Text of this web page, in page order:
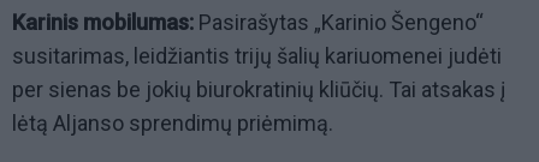
Karinis mobilumas: Pasirašytas „Karinio Šengeno“
susitarimas, leidžiantis trijų šalių kariuomenei judėti
per sienas be jokių biurokratinių kliūčių. Tai atsakas į
lėtą Aljanso sprendimų priėmimą.